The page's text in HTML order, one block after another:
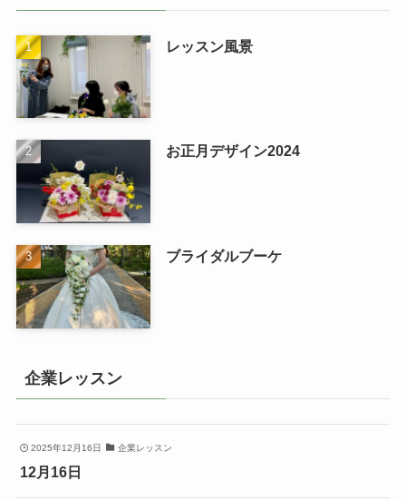
レッスン風景
お正月デザイン2024
ブライダルブーケ
企業レッスン
2025年12月16日 企業レッスン
12月16日